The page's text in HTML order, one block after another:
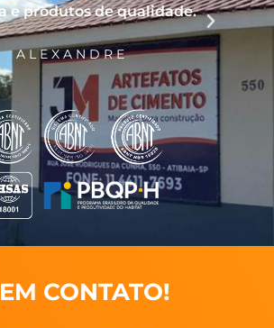
e produtos de qualidade.
ALEXANDRE
CONTATO!